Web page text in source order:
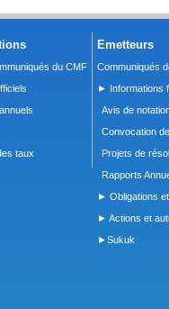
du CMF
taux
Emetteurs
Communiqués
► Informations
Avis de
Convocation
Projets de
Rapports
► Obligations
► Actions et
►Sukuk